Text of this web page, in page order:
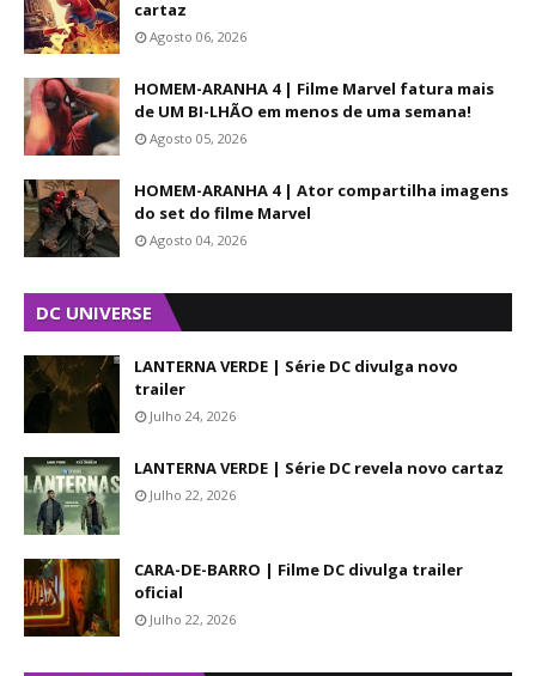
cartaz
Agosto 06, 2026
HOMEM-ARANHA 4 | Filme Marvel fatura mais
de UM BI-LHÃO em menos de uma semana!
Agosto 05, 2026
HOMEM-ARANHA 4 | Ator compartilha imagens
do set do filme Marvel
Agosto 04, 2026
DC UNIVERSE
LANTERNA VERDE | Série DC divulga novo
trailer
Julho 24, 2026
LANTERNA VERDE | Série DC revela novo cartaz
Julho 22, 2026
CARA-DE-BARRO | Filme DC divulga trailer
oficial
Julho 22, 2026